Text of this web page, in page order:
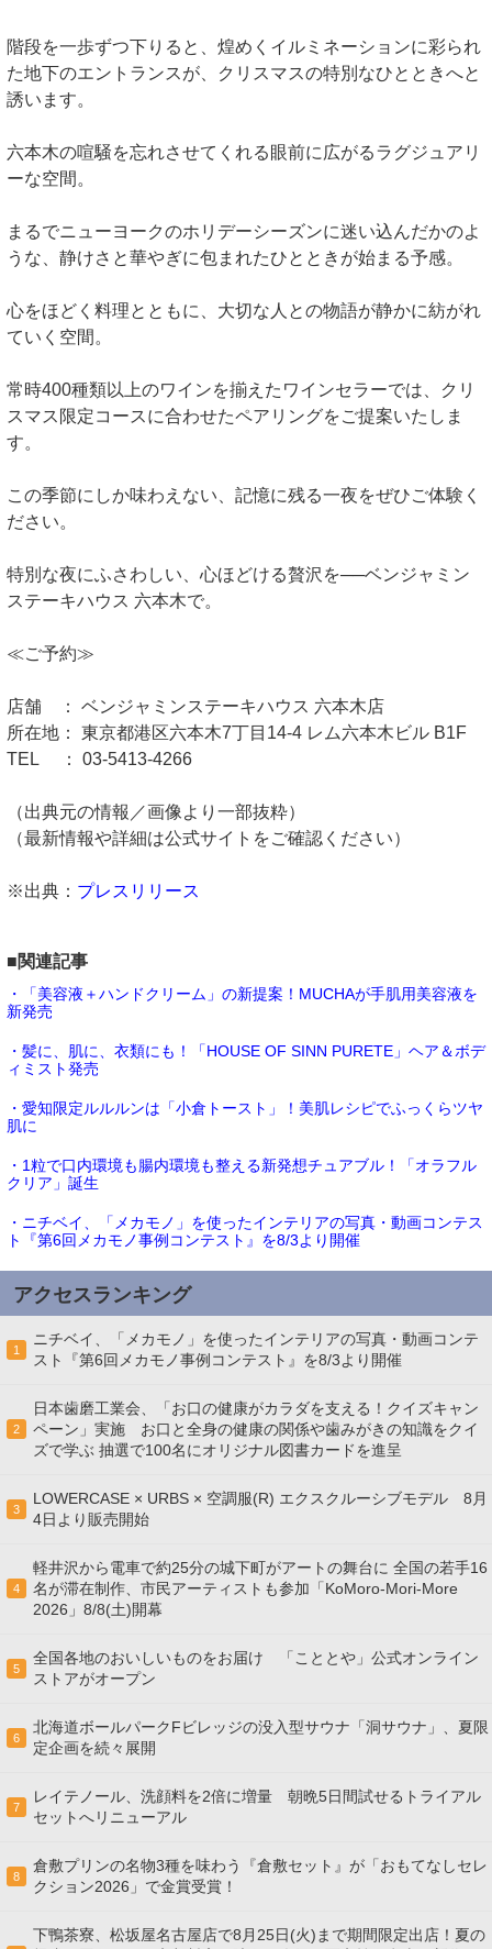
階段を一歩ずつ下りると、煌めくイルミネーションに彩られ
た地下のエントランスが、クリスマスの特別なひとときへと
誘います。
六本木の喧騒を忘れさせてくれる眼前に広がるラグジュアリ
ーな空間。
まるでニューヨークのホリデーシーズンに迷い込んだかのよ
うな、静けさと華やぎに包まれたひとときが始まる予感。
心をほどく料理とともに、大切な人との物語が静かに紡がれ
ていく空間。
常時400種類以上のワインを揃えたワインセラーでは、クリ
スマス限定コースに合わせたペアリングをご提案いたしま
す。
この季節にしか味わえない、記憶に残る一夜をぜひご体験く
ださい。
特別な夜にふさわしい、心ほどける贅沢を──ベンジャミン
ステーキハウス 六本木で。
≪ご予約≫
店舗 ： ベンジャミンステーキハウス 六本木店
所在地： 東京都港区六本木7丁目14-4 レム六本木ビル B1F
TEL ： 03-5413-4266
（出典元の情報／画像より一部抜粋）
（最新情報や詳細は公式サイトをご確認ください）
※出典： プレスリリース
■関連記事
・「美容液＋ハンドクリーム」の新提案！MUCHAが手肌用美容液を
新発売
・髪に、肌に、衣類にも！「HOUSE OF SINN PURETE」ヘア＆ボデ
ィミスト発売
・愛知限定ルルルンは「小倉トースト」！美肌レシピでふっくらツヤ
肌に
・1粒で口内環境も腸内環境も整える新発想チュアブル！「オラフル
クリア」誕生
・ニチベイ、「メカモノ」を使ったインテリアの写真・動画コンテス
ト『第6回メカモノ事例コンテスト』を8/3より開催
アクセスランキング
1
ニチベイ、「メカモノ」を使ったインテリアの写真・動画コンテ
スト『第6回メカモノ事例コンテスト』を8/3より開催
2
日本歯磨工業会、「お口の健康がカラダを支える！クイズキャン
ペーン」実施 お口と全身の健康の関係や歯みがきの知識をクイ
ズで学ぶ 抽選で100名にオリジナル図書カードを進呈
3
LOWERCASE × URBS × 空調服(R) エクスクルーシブモデル 8月
4日より販売開始
4
軽井沢から電車で約25分の城下町がアートの舞台に 全国の若手16
名が滞在制作、市民アーティストも参加「KoMoro-Mori-More
2026」8/8(土)開幕
5
全国各地のおいしいものをお届け 「こととや」公式オンライン
ストアがオープン
6
北海道ボールパークFビレッジの没入型サウナ「洞サウナ」、夏限
定企画を続々展開
7
レイテノール、洗顔料を2倍に増量 朝晩5日間試せるトライアル
セットへリニューアル
8
倉敷プリンの名物3種を味わう『倉敷セット』が「おもてなしセレ
クション2026」で金賞受賞！
下鴨茶寮、松坂屋名古屋店で8月25日(火)まで期間限定出店！夏の